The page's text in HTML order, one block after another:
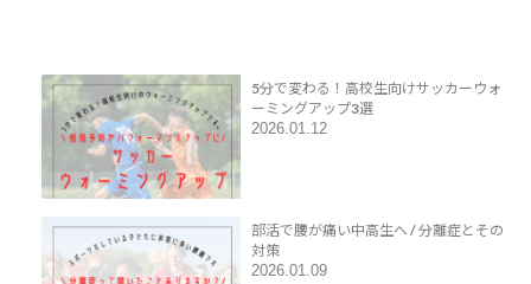
5分で変わる！高校生向けサッカーウォ
ーミングアップ3選
2026.01.12
部活で腰が痛い中高生へ / 分離症とその
対策
2026.01.09